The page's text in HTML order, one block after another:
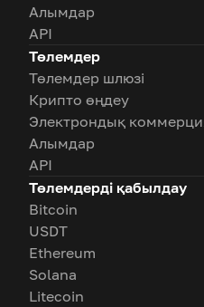
Алымдар
API
Төлемдер
Төлемдер шлюзі
Крипто өңдеу
Электрондық
Алымдар
API
Төлемдерді қабылдау
Bitcoin
USDT
Ethereum
Solana
Litecoin